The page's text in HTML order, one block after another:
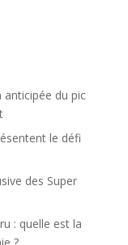
anticipée du pic
le défi
des Super
: quelle est la